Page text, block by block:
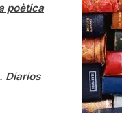
poètica
Diarios